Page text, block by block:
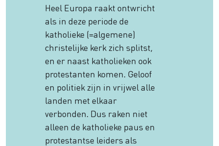
Heel Europa raakt ontwricht
als in deze periode de
katholieke (=algemene)
christelijke kerk zich splitst,
en er naast katholieken ook
protestanten komen. Geloof
en politiek zijn in vrijwel alle
landen met elkaar
verbonden. Dus raken niet
alleen de katholieke paus en
protestantse leiders als